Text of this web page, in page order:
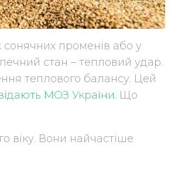
променів або у
стан – тепловий удар.
теплового балансу. Цей
МОЗ України. Що
віку. Вони найчастіше